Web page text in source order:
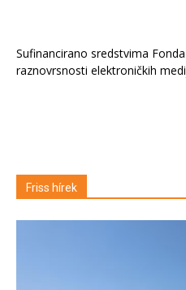
Sufinancirano sredstvima
raznovrsnosti elektroničkih
Friss hírek